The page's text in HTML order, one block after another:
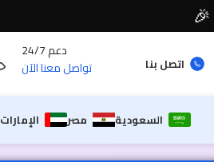
اتصل بنا
دعم 24/7
تواصل معنا الآن
السعودية مصر الإمارات